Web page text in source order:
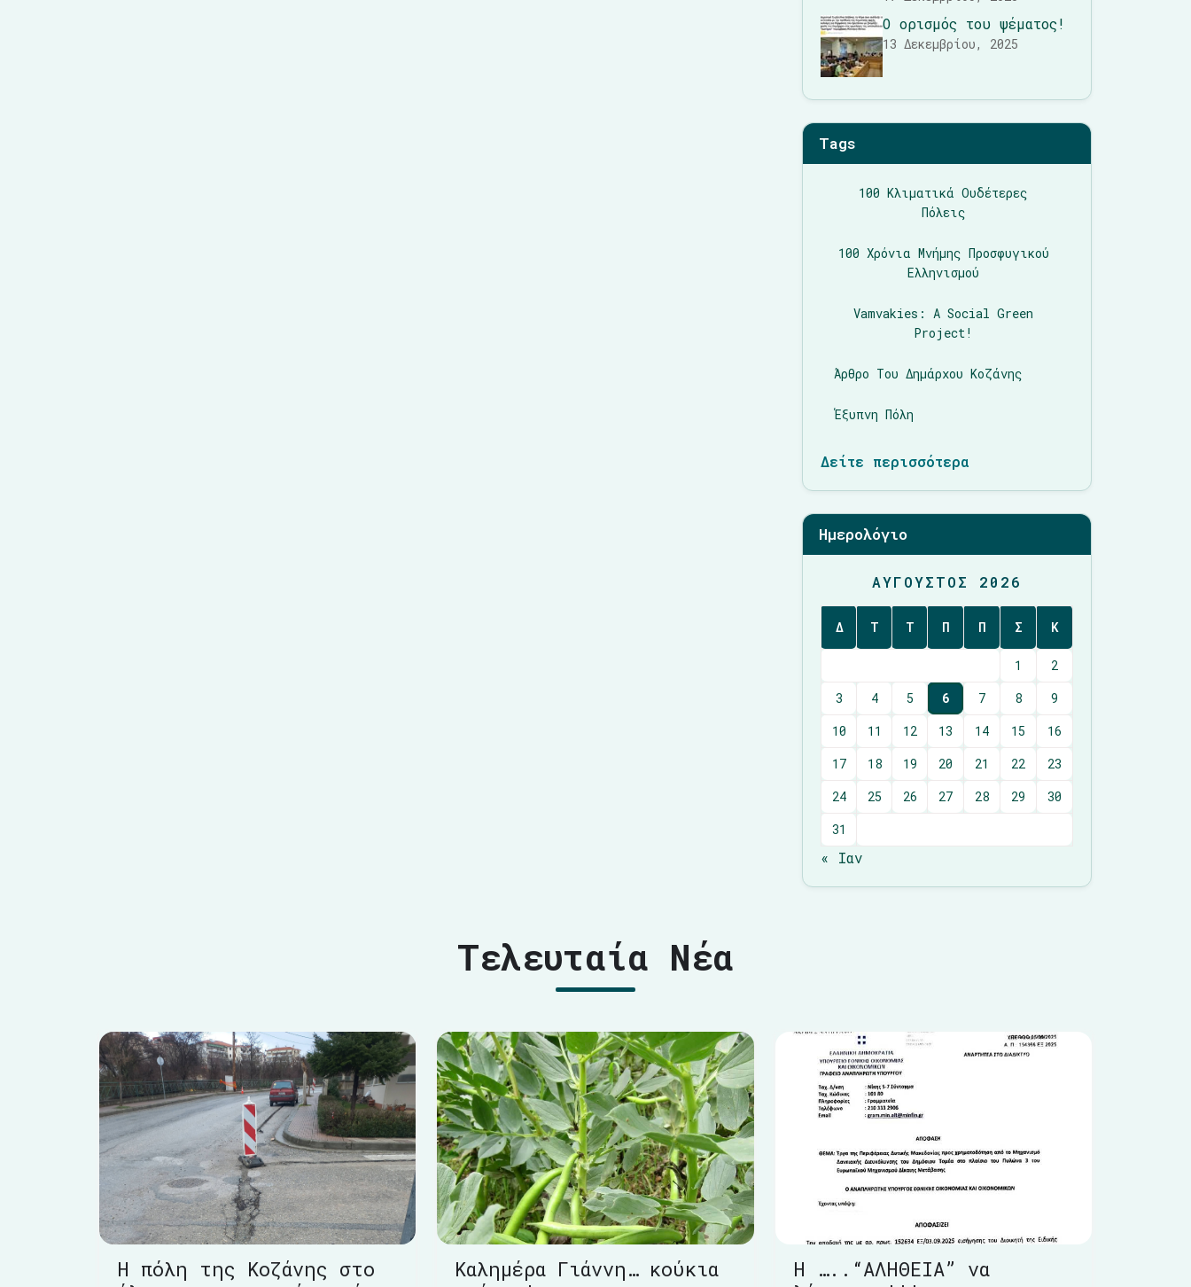
Ο ορισμός του ψέματος!
13 Δεκεμβρίου, 2025
Tags
100 Κλιματικά Ουδέτερες
Πόλεις
100 Χρόνια Μνήμης Προσφυγικού
Ελληνισμού
Vamvakies: A Social Green
Project!
Άρθρο Του Δημάρχου Κοζάνης
Έξυπνη Πόλη
Δείτε περισσότερα
Ημερολόγιο
ΑΎΓΟΥΣΤΟΣ 2026
Δ Τ Τ Π Π Σ Κ
1
2
3
4 5 6 7 8
9
10
11 12 13 14 15
16
17
18 19 20 21 22
23
24
25 26 27 28 29
30
31
« Ιαν
Τελευταία Νέα
Η πόλη της Κοζάνης στο
Καλημέρα Γιάννη… κούκια
Η …..“ΑΛΗΘΕΙΑ” να